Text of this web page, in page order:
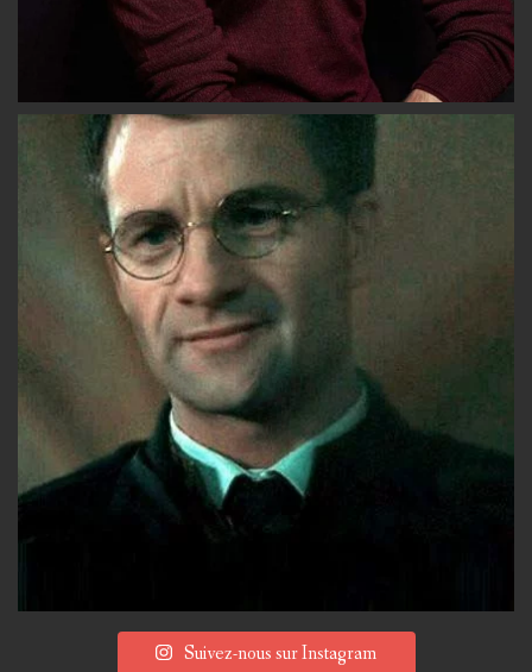
Suivez-nous sur Instagram